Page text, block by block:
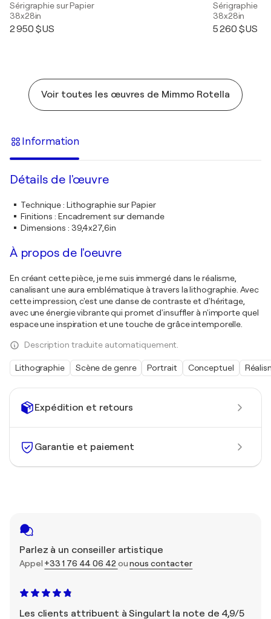
Expédition et retours
Garantie et paiement
Parlez à un conseiller artistique
Appel +33 1 76 44 06 42 ounous contacter
Les clients attribuent à Singulart la note de 4,9/5
Sérigraphie sur Papier
38x28in
2 950 $US
Sérigraphie
38x28in
5 260 $US
Voir toutes les œuvres de Mimmo Rotella
Information
Détails de l'œuvre
Technique: Lithographie sur Papier
Finitions : Encadrement sur demande
Dimensions : 39,4x27,6in
À propos de l'oeuvre
En créant cette pièce, je me suis immergé dans le réalisme,
canalisant une aura emblématique à travers la lithographie. Avec
cette impression, c'est une danse de contraste et d'héritage,
avec une énergie vibrante qui promet d'insuffler à n'importe quel
espace une inspiration et une touche de grâce intemporelle.
Description traduite automatiquement.
Lithographie Scène de genre Portrait Conceptuel